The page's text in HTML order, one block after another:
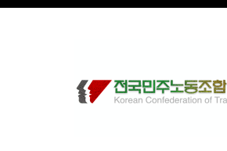
메뉴 건너뛰기